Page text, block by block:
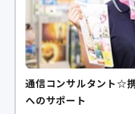
通信コンサルタント☆
へのサポート